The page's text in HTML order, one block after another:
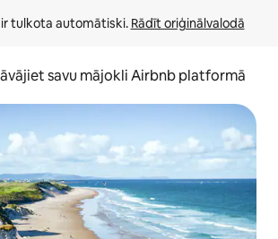
tulkota automātiski. Rādīt oriģinālvalodā
savu mājokli Airbnb platformā